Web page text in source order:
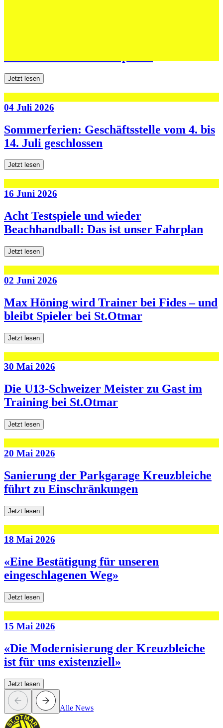
Jetzt lesen
04 Juli 2026
Sommerferien: Geschäftsstelle vom 4. bis
14. Juli geschlossen
Jetzt lesen
16 Juni 2026
Acht Testspiele und wieder
Beachhandball: Das ist unser Fahrplan
Jetzt lesen
02 Juni 2026
Max Höning wird Trainer bei Fides – und
bleibt Spieler bei St.Otmar
Jetzt lesen
30 Mai 2026
Die U13-Schweizer Meister zu Gast im
Training bei St.Otmar
Jetzt lesen
20 Mai 2026
Sanierung der Parkgarage Kreuzbleiche
führt zu Einschränkungen
Jetzt lesen
18 Mai 2026
«Eine Bestätigung für unseren
eingeschlagenen Weg»
Jetzt lesen
15 Mai 2026
«Die Modernisierung der Kreuzbleiche
ist für uns existenziell»
Jetzt lesen
Alle News